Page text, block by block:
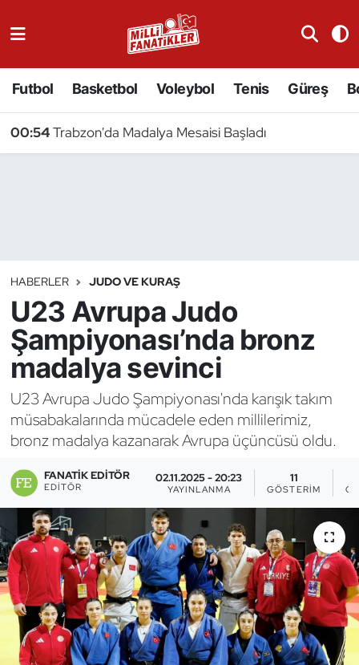
Futbol Basketbol Voleybol Tenis Güreş
00:54Trabzon'da Madalya Mesaisi Başladı
HABERLER JUDO VE KURAŞ
U23 Avrupa Judo
Şampiyonası’nda bronz
madalya sevinci
U23 Avrupa Judo Şampiyonası'nda karışık takım
müsabakalarında mücadele eden millilerimiz,
bronz madalya kazanarak Avrupa üçüncüsü oldu.
FANATIK EDITÖR
EDITÖR
02.11.2025 - 20:23
YAYINLANMA
11
GÖSTERIM
Badminton
Binicilik
Bisiklet
Bocce Bowling Dart
Boks
Briç
Buz Hokeyi
Buz Pateni
Çim Hokeyi
Cimnastik